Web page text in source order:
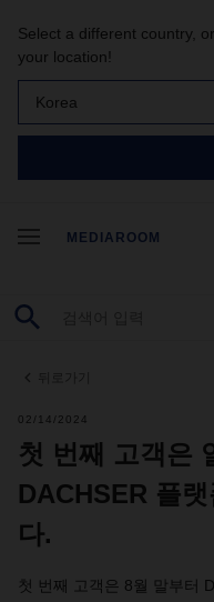
Select a different country,
your location!
Korea
MEDIAROOM
02/14/2024
첫 번째 고객은
DACHSER 플
다.
첫 번째 고객은 8월 말부터